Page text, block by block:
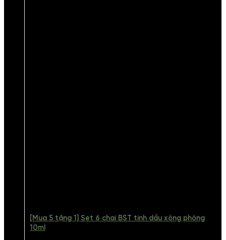
[Mua 5 tặng 1] Set 6 chai BST tinh dầu xông phòng
10ml